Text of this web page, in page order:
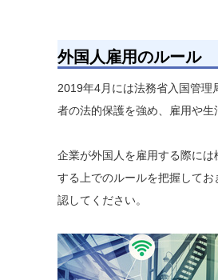
外国人雇用のルール
2019年4月には法務省入国管理
者の法的保護を強め、雇用や生
企業が外国人を雇用する際に
する上でのルールを把握して
認してください。